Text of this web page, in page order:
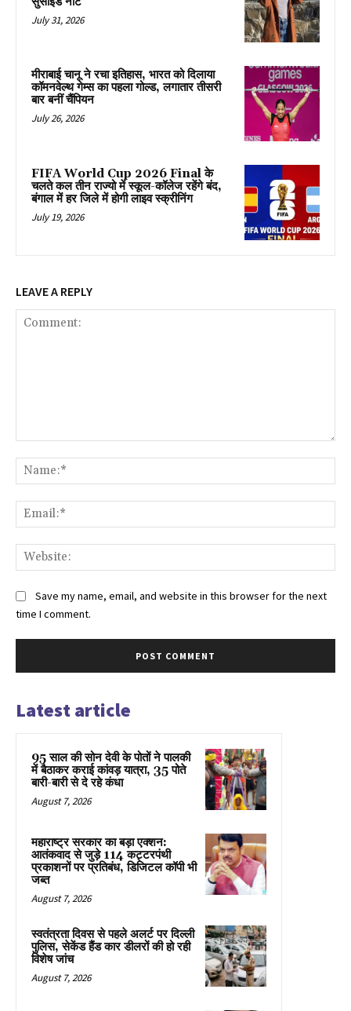
July 31, 2026
मीराबाई चानू ने रचा इतिहास, भारत को दिलाया
कॉमनवेल्थ गेम्स का पहला गोल्ड, लगातार तीसरी
बार बनीं चैंपियन
July 26, 2026
FIFA World Cup 2026 Final के
चलते कल तीन राज्यो में स्कूल-कॉलेज रहेंगे बंद,
बंगाल में हर जिले में होगी लाइव स्क्रीनिंग
July 19, 2026
LEAVE A REPLY
Save my name, email, and website in this browser for the next
time I comment.
Latest article
95 साल की सोन देवी के पोतों ने पालकी
में बैठाकर कराई कांवड़ यात्रा, 35 पोते
बारी-बारी से दे रहे कंधा
August 7, 2026
महाराष्ट्र सरकार का बड़ा एक्शन:
आतंकवाद से जुड़े 114 कट्टरपंथी
प्रकाशनों पर प्रतिबंध, डिजिटल कॉपी भी
जब्त
August 7, 2026
स्वतंत्रता दिवस से पहले अलर्ट पर दिल्ली
पुलिस, सेकेंड हैंड कार डीलरों की हो रही
विशेष जांच
August 7, 2026